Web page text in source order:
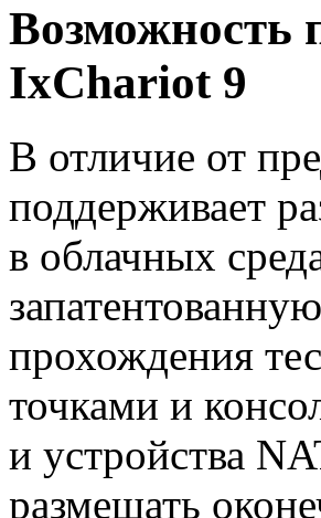
Возможность
IxChariot 9
В отличие от
поддерживает
в облачных
прохождения
точками и
и устройства
размещать